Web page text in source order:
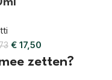
€ 17,50
zetten?